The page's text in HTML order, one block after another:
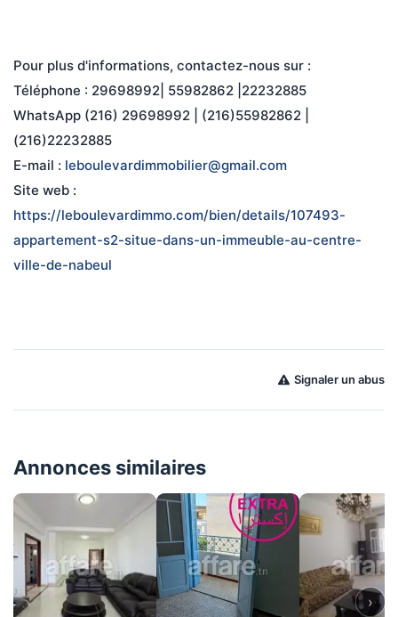
Pour plus d'informations, contactez-nous sur :
Téléphone : 29698992| 55982862 |22232885
WhatsApp (216) 29698992 | (216)55982862 |
(216)22232885
E-mail : leboulevardimmobilier@gmail.com
Site web :
https://leboulevardimmo.com/bien/details/107493-
appartement-s2-situe-dans-un-immeuble-au-centre-
ville-de-nabeul
Signaler un abus
Annonces similaires
›